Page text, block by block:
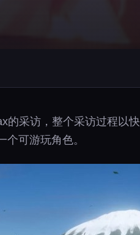
采访，整个采访过程以
可游玩角色。